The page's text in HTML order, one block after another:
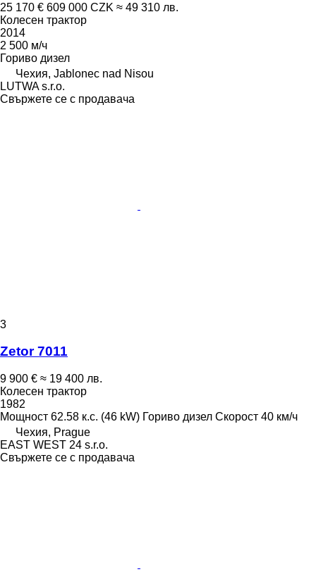
25 170 € 609 000 CZK ≈ 49 310 лв.
Колесен трактор
2014
2 500 м/ч
Гориво дизел
Чехия, Jablonec nad Nisou
LUTWA s.r.o.
Свържете се с продавача
3
Zetor 7011
9 900 € ≈ 19 400 лв.
Колесен трактор
1982
Мощност 62.58 к.с. (46 kW) Гориво дизел Скорост 40 км/ч
Чехия, Prague
EAST WEST 24 s.r.o.
Свържете се с продавача